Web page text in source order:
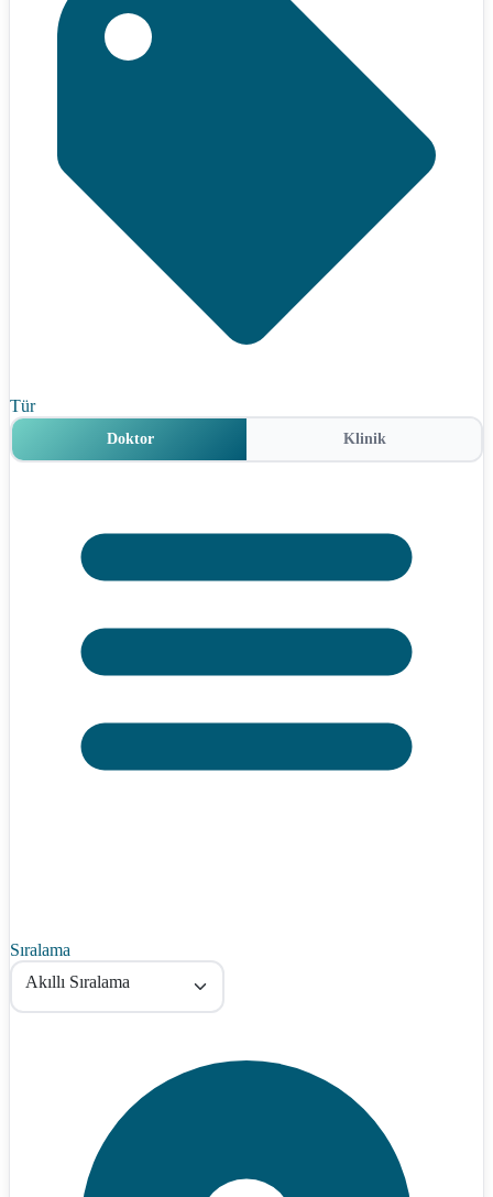
Tür
Doktor Klinik
Sıralama
Akıllı Sıralama